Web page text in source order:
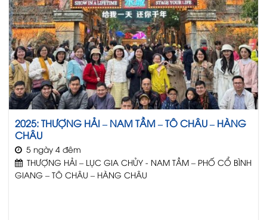
2025: THƯỢNG HẢI – NAM TẦM – TÔ CHÂU – HÀNG
CHÂU
5 ngày 4 đêm
THƯỢNG HẢI – LỤC GIA CHỦY - NAM TẦM – PHỐ CỔ BÌNH
GIANG – TÔ CHÂU – HÀNG CHÂU